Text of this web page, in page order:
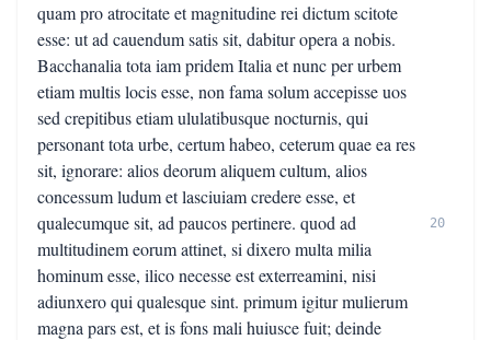
quam pro atrocitate et magnitudine rei dictum scitote
esse: ut ad cauendum satis sit, dabitur opera a nobis.
Bacchanalia tota iam pridem Italia et nunc per urbem
etiam multis locis esse, non fama solum accepisse uos
sed crepitibus etiam ululatibusque nocturnis, qui
personant tota urbe, certum habeo, ceterum quae ea res
sit, ignorare: alios deorum aliquem cultum, alios
concessum ludum et lasciuiam credere esse, et
qualecumque sit, ad paucos pertinere. quod ad
multitudinem eorum attinet, si dixero multa milia
hominum esse, ilico necesse est exterreamini, nisi
adiunxero qui qualesque sint. primum igitur mulierum
magna pars est, et is fons mali huiusce fuit; deinde
20